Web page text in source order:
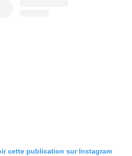
cette publication sur Instagram